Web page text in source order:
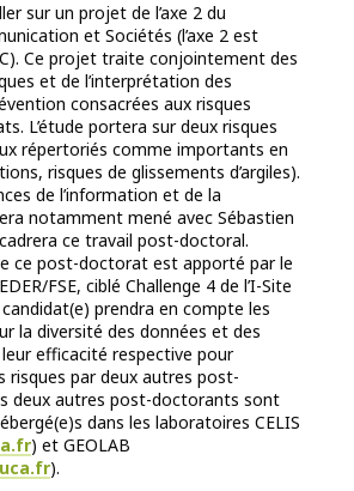
sur un projet de l’axe 2 du
et Sociétés (l’axe 2 est
Ce projet traite conjointement des
et de l’interprétation des
consacrées aux risques
L’étude portera sur deux risques
répertoriés comme importants en
risques de glissements d’argiles).
de l’information et de la
notamment mené avec Sébastien
ce travail post-doctoral.
ce post-doctorat est apporté par le
FSE, ciblé Challenge 4 de l’I-Site
prendra en compte les
la diversité des données et des
efficacité respective pour
risques par deux autres post-
deux autres post-doctorants sont
dans les laboratoires CELIS
) et GEOLAB
).